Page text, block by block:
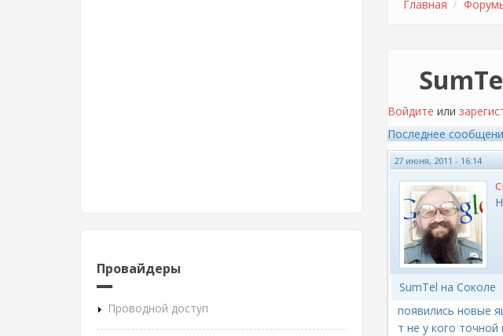
Провайдеры
Проводной доступ
Главная
Войдите или
Последнее
27 июня, 2011 - 16:14
SumTel на Соколе
появились новые
т не у кого